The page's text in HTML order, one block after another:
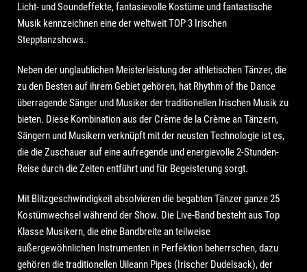
Licht- und Soundeffekte, fantasievolle Kostüme und fantastische
Musik kennzeichnen eine der weltweit TOP 3 Irischen
Stepptanzshows.
Neben der unglaublichen Meisterleistung der athletischen Tänzer, die
zu den Besten auf ihrem Gebiet gehören, hat Rhythm of the Dance
überragende Sänger und Musiker der traditionellen Irischen Musik zu
bieten. Diese Kombination aus der Crème de la Crème an Tänzern,
Sängern und Musikern verknüpft mit der neusten Technologie ist es,
die die Zuschauer auf eine aufregende und energievolle 2-Stunden-
Reise durch die Zeiten entführt und für Begeisterung sorgt.
Mit Blitzgeschwindigkeit absolvieren die begabten Tänzer ganze 25
Kostümwechsel während der Show. Die Live-Band besteht aus Top
Klasse Musikern, die eine Bandbreite an teilweise
außergewöhnlichen Instrumenten in Perfektion beherrschen, dazu
gehören die traditionellen Uileann Pipes (Irischer Dudelsack), der